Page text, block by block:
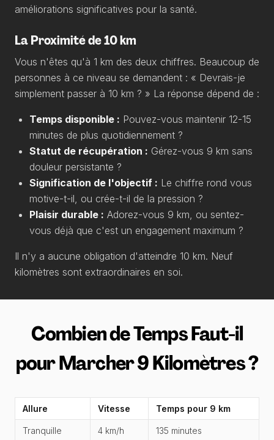
améliorations significatives pour la santé.
La Proximité de 10 km
Vous n'êtes qu'à 1 km des deux chiffres. Beaucoup de
personnes à ce niveau se demandent : « Devrais-je
simplement passer à 10 km ? » La réponse dépend de :
Temps disponible : Pouvez-vous maintenir 12-15
minutes de plus quotidiennement ?
Statut de récupération : Gérez-vous 9 km sans
douleur persistante ?
Signification de l'objectif : Le chiffre rond vous
motive-t-il, ou crée-t-il de la pression ?
Plaisir durable : Adorez-vous 9 km, ou sentez-
vous déjà que c'est un engagement maximum ?
Il n'y a aucune obligation d'atteindre 10 km. Neuf
kilomètres sont extraordinaires en soi.
Combien de Temps Faut-il
pour Marcher 9 Kilomètres ?
Allure Vitesse Temps pour 9 km
Tranquille 4 km/h 135 minutes